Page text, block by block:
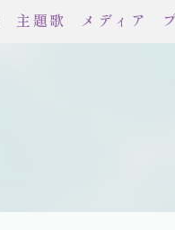
主題歌 メディア